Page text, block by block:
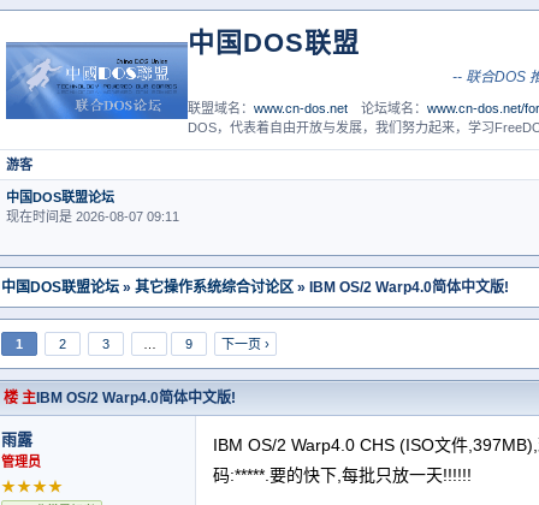
中国DOS联盟
-- 联合DOS 推动DOS
联盟域名：www.cn-dos.net 论坛域名：www.cn-dos.net/
DOS，代表着自由开放与发展，我们努力起来，学习
游客
中国DOS联盟论坛
现在时间是 2026-08-07 09:11
中国DOS联盟论坛 » 其它操作系统综合讨论区 » IBM OS/2 Warp4.0简体中文版!
1 2 3 9 下一页 ›
楼 主 IBM OS/2 Warp4.0简体中文版!
雨露
管理员
★★★★
IBM OS/2 Warp4.0 CHS (ISO文件
码:*****.要的快下,每批只放一天!!!!!!